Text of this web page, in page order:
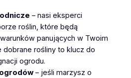
– nasi eksperci
roślin, które będą
panujących w Twoim
dobrane rośliny to klucz do
ogrodu.
– jeśli marzysz o